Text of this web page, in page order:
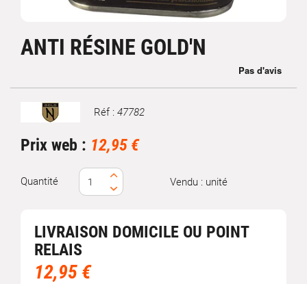
ANTI RÉSINE GOLD'N
Marque Réf : 47782
Prix web : 12,95 €
Quantité Vendu : unité
LIVRAISON DOMICILE OU POINT
RELAIS
12,95 €